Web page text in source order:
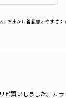
：お出かけ着着替えやすさ
ピ買いしました。カ